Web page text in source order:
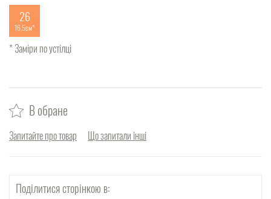
26
16.5см
* Заміри по устілці
В обране
Запитайте про товар Що запитали інші
Поділитися сторінкою в: